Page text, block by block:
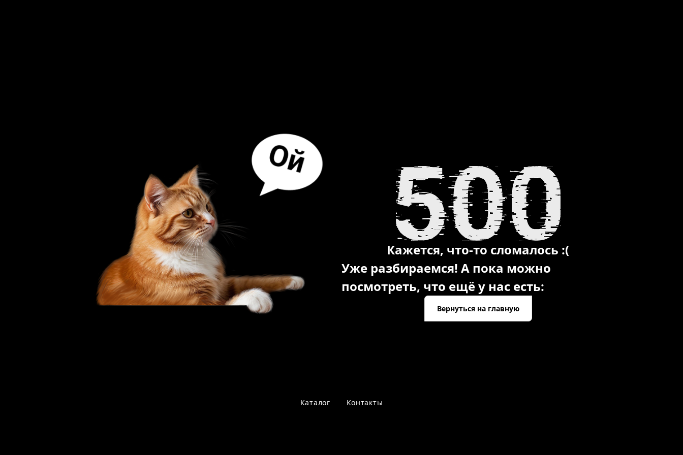
Кажется, что-то сломалось :(
Уже разбираемся! А пока можно
посмотреть, что ещё у нас есть:
Вернуться на главную
Каталог Контакты